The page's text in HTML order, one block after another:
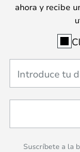
ahora y recibe
Suscríbete a la